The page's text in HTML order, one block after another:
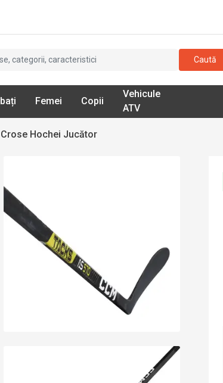
Caută
Femei Copii
Vehicule
ATV
Crose Hochei Jucător